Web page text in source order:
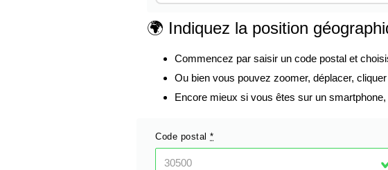
🌍 Indiquez la position
Commencez par saisir un code postal et
Ou bien vous pouvez zoomer, déplacer,
Encore mieux si vous êtes sur un
Code postal *